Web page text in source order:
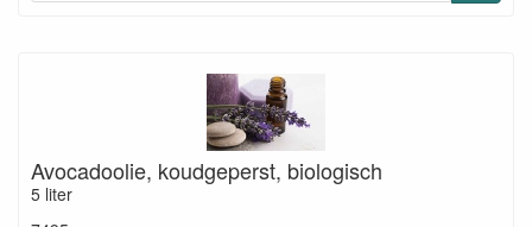
Avocadoolie, koudgeperst, biologisch
5 liter